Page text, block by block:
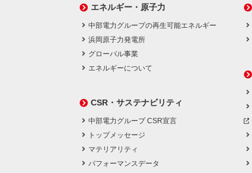
エネルギー・原子力
中部電力グループの再生可能エネルギー
浜岡原子力発電所
グローバル事業
エネルギーについて
CSR・サステナビリティ
中部電力グループ CSR宣言
トップメッセージ
マテリアリティ
パフォーマンスデータ